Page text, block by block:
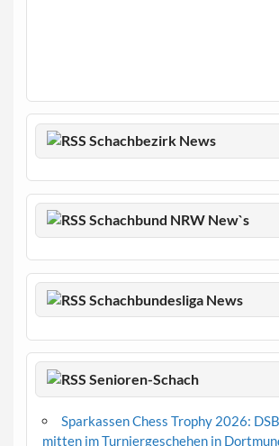
Schachbezirk News
Schachbund NRW New`s
Schachbundesliga News
Senioren-Schach
Sparkassen Chess Trophy 2026:
mitten im Turniergeschehen in